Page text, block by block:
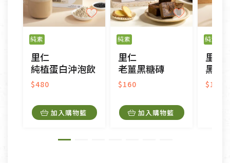
不適用七天鑑賞期商品：
以數位或電磁紀錄形式儲存之商品、易於變質或損壞
之商品、以及性質上無法或不適合退換之商品：如
CD、VCD、DVD、電腦軟體，若產品瑕疵無法讀取僅
接受原片換新。
衣飾鞋類-如T恤，如於送達後水洗或污損者。
美容保養用品、內衣褲、襪子、口罩等私人消耗性產
內衣褲、襪子、口罩個人衛生用品除商品本身有瑕疵
外,依據《通訊交易解除權合理例外情事適用準
純素
里仁
純植蛋白沖泡飲
$480
加入購物籃
純素
里仁
老薑黑糖磚
$160
加入購物籃
純素
里仁
黑米核
$190